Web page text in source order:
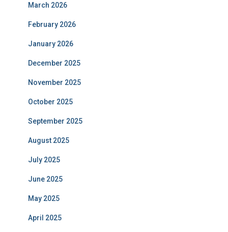
March 2026
February 2026
January 2026
December 2025
November 2025
October 2025
September 2025
August 2025
July 2025
June 2025
May 2025
April 2025